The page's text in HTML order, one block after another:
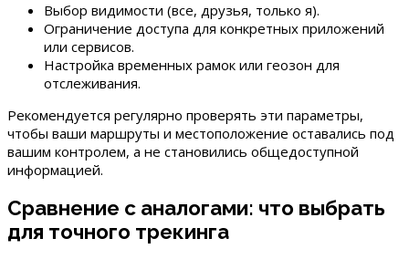
Выбор видимости (все, друзья, только я).
Ограничение доступа для конкретных приложений
или сервисов.
Настройка временных рамок или геозон для
отслеживания.
Рекомендуется регулярно проверять эти параметры,
чтобы ваши маршруты и местоположение оставались под
вашим контролем, а не становились общедоступной
информацией.
Сравнение с аналогами: что выбрать
для точного трекинга